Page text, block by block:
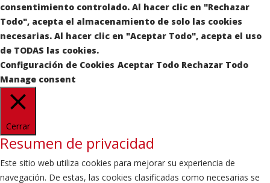
consentimiento controlado. Al hacer clic en "Rechazar
Todo", acepta el almacenamiento de solo las cookies
necesarias. Al hacer clic en "Aceptar Todo", acepta el uso
de TODAS las cookies.
Configuración de Cookies Aceptar Todo Rechazar Todo
Manage consent
Cerrar
Resumen de privacidad
Este sitio web utiliza cookies para mejorar su experiencia de
navegación. De estas, las cookies clasificadas como necesarias se